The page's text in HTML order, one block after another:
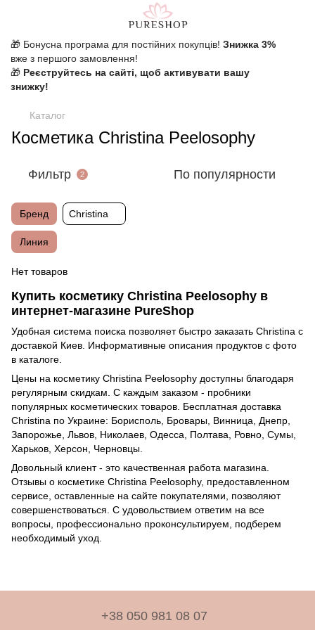
🎁 Бонусна програма для постійних покупців! Знижка 3%
вже з першого замовлення!
🎁 Реєструйтесь на сайті, щоб активувати вашу
знижку!
Каталог
Косметика Christina Peelosophy
Фильтр 2 По популярности
Бренд Christina
Линия
Нет товаров
Купить косметику Christina Peelosophy в
интернет-магазине PureShop
Удобная система поиска позволяет быстро заказать Christina с
доставкой Киев. Информативные описания продуктов с фото
в каталоге.
Цены на косметику Christina Peelosophy доступны благодаря
регулярным скидкам. С каждым заказом - пробники
популярных косметических товаров. Бесплатная доставка
Christina по Украине: Борисполь, Бровары, Винница, Днепр,
Запорожье, Львов, Николаев, Одесса, Полтава, Ровно, Сумы,
Харьков, Херсон, Черновцы.
Довольный клиент - это качественная работа магазина.
Отзывы о косметике Christina Peelosophy, предоставленном
сервисе, оставленные на сайте покупателями, позволяют
совершенствоваться. C удовольствием ответим на все
вопросы, профессионально проконсультируем, подберем
необходимый уход.
+38 050 981 08 07